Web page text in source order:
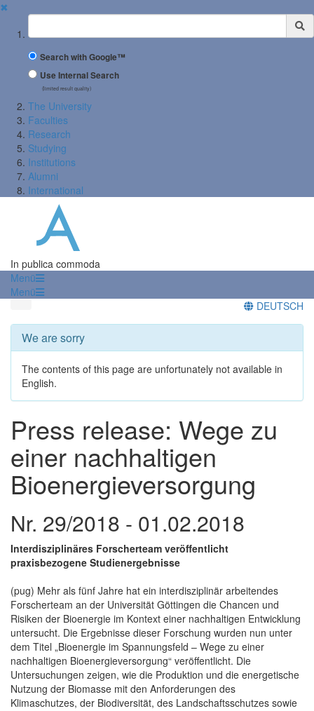
✖
Suchbegriff
Search with Google™
Use Internal Search
(limited result quality)
The University
Faculties
Research
Studying
Institutions
Alumni
International
In publica commoda
Menü
Menü
DEUTSCH
We are sorry
The contents of this page are unfortunately not available in
English.
Press release: Wege zu
einer nachhaltigen
Bioenergieversorgung
Nr. 29/2018 - 01.02.2018
Interdisziplinäres Forscherteam veröffentlicht
praxisbezogene Studienergebnisse
(pug) Mehr als fünf Jahre hat ein interdisziplinär arbeitendes
Forscherteam an der Universität Göttingen die Chancen und
Risiken der Bioenergie im Kontext einer nachhaltigen Entwicklung
untersucht. Die Ergebnisse dieser Forschung wurden nun unter
dem Titel „Bioenergie im Spannungsfeld – Wege zu einer
nachhaltigen Bioenergieversorgung“ veröffentlicht. Die
Untersuchungen zeigen, wie die Produktion und die energetische
Nutzung der Biomasse mit den Anforderungen des
Klimaschutzes, der Biodiversität, des Landschaftsschutzes sowie